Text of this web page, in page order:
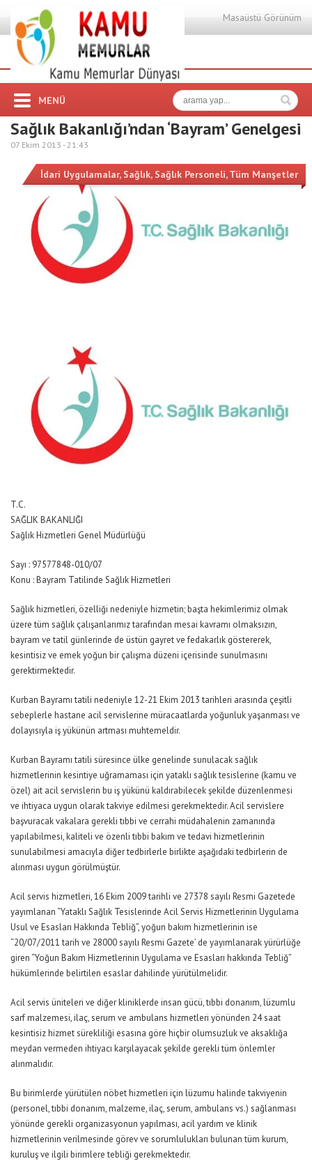
Masaüstü Görünüm
MENÜ
Sağlık Bakanlığı’ndan ‘Bayram’ Genelgesi
07 Ekim 2013 -21:43
İdari Uygulamalar, Sağlık, Sağlık Personeli,Tüm Manşetler
T.C.
SAĞLIK BAKANLIĞI
Sağlık Hizmetleri Genel Müdürlüğü
Sayı : 97577848-010/07
Konu : Bayram Tatilinde Sağlık Hizmetleri
Sağlık hizmetleri, özelliği nedeniyle hizmetin; başta hekimlerimiz olmak
üzere tüm sağlık çalışanlarımız tarafından mesai kavramı olmaksızın,
bayram ve tatil günlerinde de üstün gayret ve fedakarlık göstererek,
kesintisiz ve emek yoğun bir çalışma düzeni içerisinde sunulmasını
gerektirmektedir.
Kurban Bayramı tatili nedeniyle 12-21 Ekim 2013 tarihleri arasında çeşitli
sebeplerle hastane acil servislerine müracaatlarda yoğunluk yaşanması ve
dolayısıyla iş yükünün artması muhtemeldir.
Kurban Bayramı tatili süresince ülke genelinde sunulacak sağlık
hizmetlerinin kesintiye uğramaması için yataklı sağlık tesislerine (kamu ve
özel) ait acil servislerin bu iş yükünü kaldırabilecek şekilde düzenlenmesi
ve ihtiyaca uygun olarak takviye edilmesi gerekmektedir. Acil servislere
başvuracak vakalara gerekli tıbbi ve cerrahi müdahalenin zamanında
yapılabilmesi, kaliteli ve özenli tıbbi bakım ve tedavi hizmetlerinin
sunulabilmesi amacıyla diğer tedbirlerle birlikte aşağıdaki tedbirlerin de
alınması uygun görülmüştür.
Acil servis hizmetleri, 16 Ekim 2009 tarihli ve 27378 sayılı Resmi Gazetede
yayımlanan “Yataklı Sağlık Tesislerinde Acil Servis Hizmetlerinin Uygulama
Usul ve Esasları Hakkında Tebliğ”, yoğun bakım hizmetlerinin ise
“20/07/2011 tarih ve 28000 sayılı Resmi Gazete’ de yayımlanarak yürürlüğe
giren “Yoğun Bakım Hizmetlerinin Uygulama ve Esasları hakkında Tebliğ”
hükümlerinde belirtilen esaslar dahilinde yürütülmelidir.
Acil servis üniteleri ve diğer kliniklerde insan gücü, tıbbi donanım, lüzumlu
sarf malzemesi, ilaç, serum ve ambulans hizmetleri yönünden 24 saat
kesintisiz hizmet sürekliliği esasına göre hiçbir olumsuzluk ve aksaklığa
meydan vermeden ihtiyacı karşılayacak şekilde gerekli tüm önlemler
alınmalıdır.
Bu birimlerde yürütülen nöbet hizmetleri için lüzumu halinde takviyenin
(personel, tıbbi donanım, malzeme, ilaç, serum, ambulans vs.) sağlanması
yönünde gerekli organizasyonun yapılması, acil yardım ve klinik
hizmetlerinin verilmesinde görev ve sorumlulukları bulunan tüm kurum,
kuruluş ve ilgili birimlere tebliği gerekmektedir.